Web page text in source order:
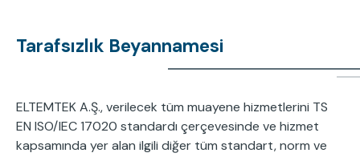
Tarafsızlık Beyannamesi
ELTEMTEK A.Ş., verilecek tüm muayene hizmetlerini TS
EN ISO/IEC 17020 standardı çerçevesinde ve hizmet
kapsamında yer alan ilgili diğer tüm standart, norm ve